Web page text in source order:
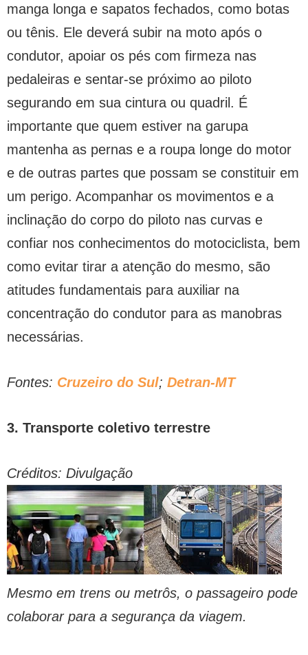
manga longa e sapatos fechados, como botas
ou tênis. Ele deverá subir na moto após o
condutor, apoiar os pés com firmeza nas
pedaleiras e sentar-se próximo ao piloto
segurando em sua cintura ou quadril. É
importante que quem estiver na garupa
mantenha as pernas e a roupa longe do motor
e de outras partes que possam se constituir em
um perigo. Acompanhar os movimentos e a
inclinação do corpo do piloto nas curvas e
confiar nos conhecimentos do motociclista, bem
como evitar tirar a atenção do mesmo, são
atitudes fundamentais para auxiliar na
concentração do condutor para as manobras
necessárias.
Fontes: Cruzeiro do Sul; Detran-MT
3. Transporte coletivo terrestre
Créditos: Divulgação
Mesmo em trens ou metrôs, o passageiro pode
colaborar para a segurança da viagem.